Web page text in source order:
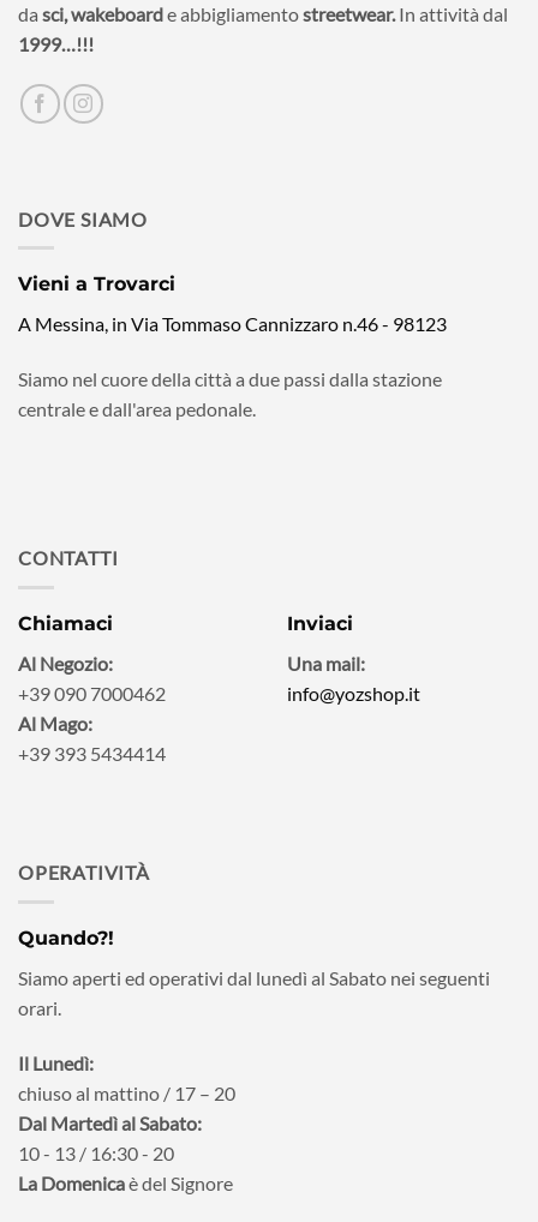
da sci,wakeboarde abbigliamentostreetwear.In attività dal
1999…!!!
DOVE SIAMO
Vieni a Trovarci
A Messina, in Via Tommaso Cannizzaro n.46 - 98123
Siamo nel cuore della città a due passi dalla stazione
centrale e dall'area pedonale.
CONTATTI
Chiamaci
Al Negozio:
+39 090 7000462
Al Mago:
+39 393 5434414
Inviaci
Una mail:
info@yozshop.it
OPERATIVITÀ
Quando?!
Siamo aperti ed operativi dal lunedì al Sabato nei seguenti
orari.
Il Lunedì:
chiuso al mattino / 17 – 20
Dal Martedì al Sabato:
10 - 13 / 16:30 - 20
La Domenicaè del Signore